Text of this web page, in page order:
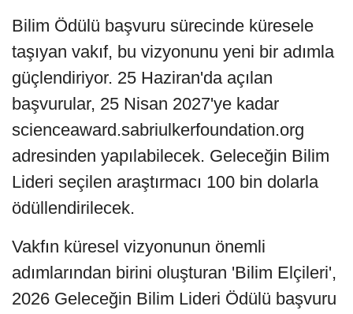
Bilim Ödülü başvuru sürecinde küresele
taşıyan vakıf, bu vizyonunu yeni bir adımla
güçlendiriyor. 25 Haziran'da açılan
başvurular, 25 Nisan 2027'ye kadar
scienceaward.sabriulkerfoundation.org
adresinden yapılabilecek. Geleceğin Bilim
Lideri seçilen araştırmacı 100 bin dolarla
ödüllendirilecek.
Vakfın küresel vizyonunun önemli
adımlarından birini oluşturan 'Bilim Elçileri',
2026 Geleceğin Bilim Lideri Ödülü başvuru